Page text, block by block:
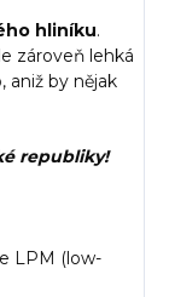
hliníku.
zároveň lehká
aniž by nějak
republiky!
LPM (low-